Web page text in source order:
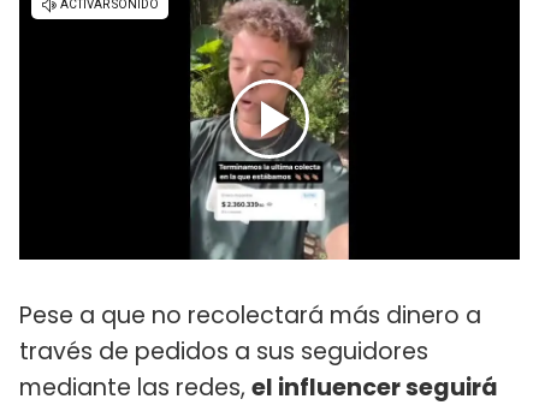
Pese a que no recolectará más dinero a
través de pedidos a sus seguidores
mediante las redes, el influencer seguirá